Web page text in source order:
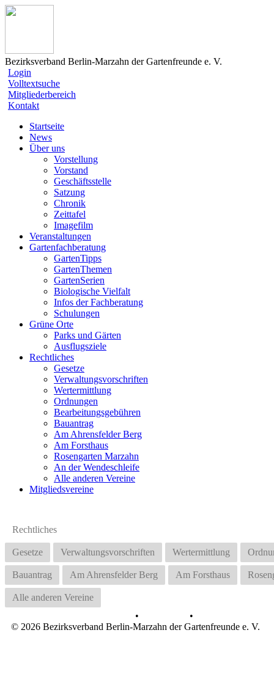
Bezirksverband Berlin-Marzahn der Gartenfreunde e. V.
Login
Volltextsuche
Mitgliederbereich
Kontakt
Startseite
News
Über uns
Vorstellung
Vorstand
Geschäftsstelle
Satzung
Chronik
Zeittafel
Imagefilm
Veranstaltungen
Gartenfachberatung
GartenTipps
GartenThemen
GartenSerien
Biologische Vielfalt
Infos der Fachberatung
Schulungen
Grüne Orte
Parks und Gärten
Ausflugsziele
Rechtliches
Gesetze
Verwaltungsvorschriften
Wertermittlung
Ordnungen
Bearbeitungsgebühren
Bauantrag
Am Ahrensfelder Berg
Am Forsthaus
Rosengarten Marzahn
An der Wendeschleife
Alle anderen Vereine
Mitgliedsvereine
Rechtliches
Gesetze Verwaltungsvorschriften Wertermittlung
Bauantrag Am Ahrensfelder Berg Am Forsthaus
Alle anderen Vereine
•
•
© 2026 Bezirksverband Berlin-Marzahn der Gartenfreunde e. V.